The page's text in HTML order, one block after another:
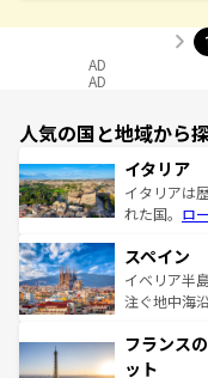
1
AD
AD
人気の国と地域から
イタリア
イタリアは
れた国。 ロ
ろん、トス
景など、自
ピザやパス
ませてくれ
なお、新着
スペイン
イベリア半
注ぐ地中海
文化が根付
れる闘牛、
フランス
ット